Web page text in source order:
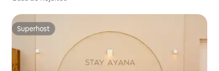
Superhost
Superhost